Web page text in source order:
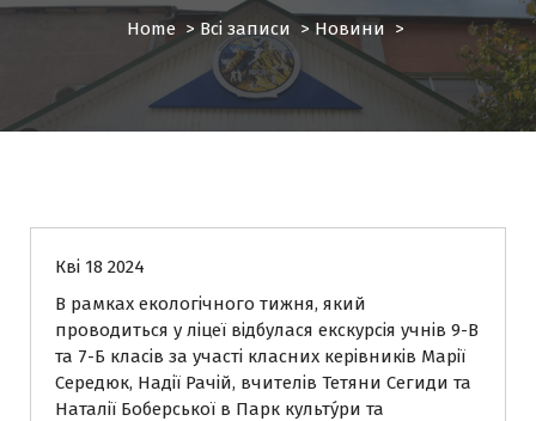
Home > Всі записи >Новини >
Кві 18 2024
В рамках екологічного тижня, який
проводиться у ліцеї відбулася екскурсія учнів 9-В
та 7-Б класів за участі класних керівників Марії
Середюк, Надії Рачій, вчителів Тетяни Сегиди та
Наталії Боберської в Парк культу́ри та